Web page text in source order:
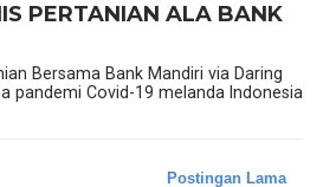
PERTANIAN ALA BANK
Bersama Bank Mandiri via Daring
pandemi Covid-19 melanda Indonesia
Postingan Lama